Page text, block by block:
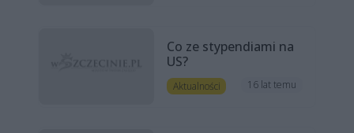
Co ze stypendiami na
US?
Aktualności 16 lat temu